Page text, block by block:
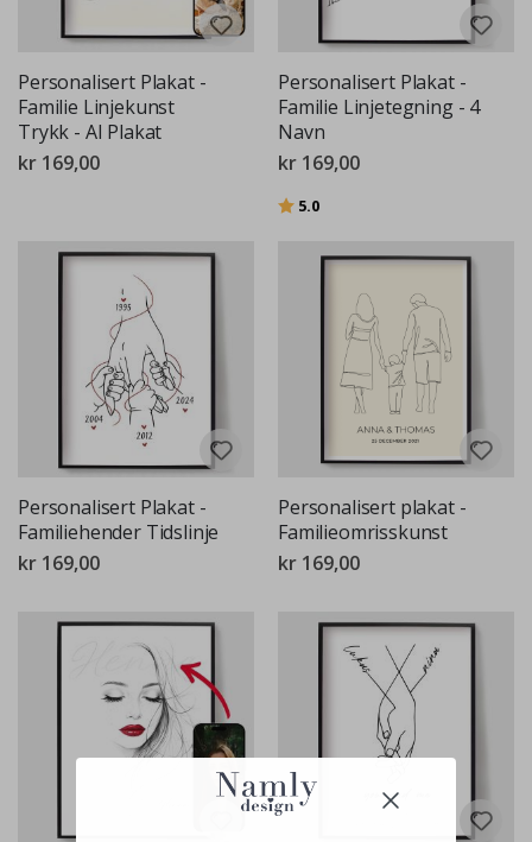
Personalisert Plakat -
Familie Linjekunst
Trykk - AI Plakat
kr 169,00
Personalisert Plakat -
Familie Linjetegning - 4
Navn
kr 169,00
Karakter:
5.0
Personalisert Plakat -
Familiehender Tidslinje
kr 169,00
Personalisert plakat -
Familieomrisskunst
kr 169,00